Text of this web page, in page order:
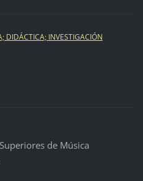
DIDÁCTICA; INVESTIGACIÓN
de Música